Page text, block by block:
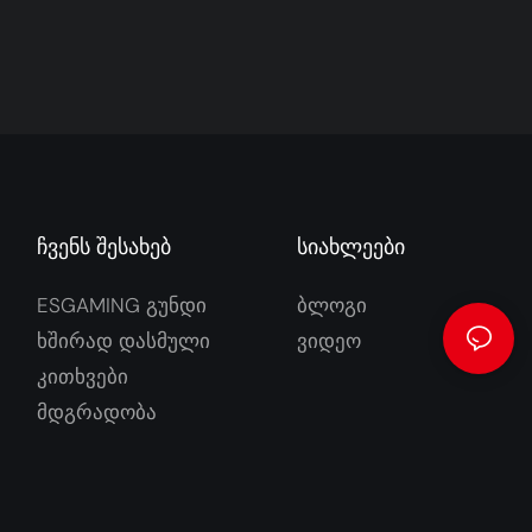
Ჩვენს Შესახებ
ESGAMING Გუნდი
Ხშირად Დასმული
Კითხვები
Მდგრადობა
Სიახლეები
Ბლოგი
Ვიდეო